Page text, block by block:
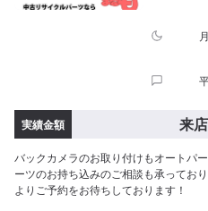
実績金額 来
バックカメラのお取り付けもオートパ
ーツのお持ち込みのご相談も承ってお
よりご予約をお待ちしております！